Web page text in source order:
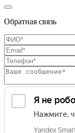
Обратная связь